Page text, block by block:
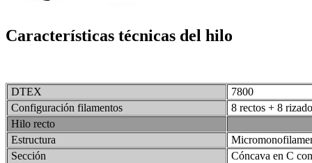
Características técnicas del hilo
DTEX
7800
Configuración filamentos
8 rectos + 8
Hilo recto
Estructura
Sección
Cóncava en C